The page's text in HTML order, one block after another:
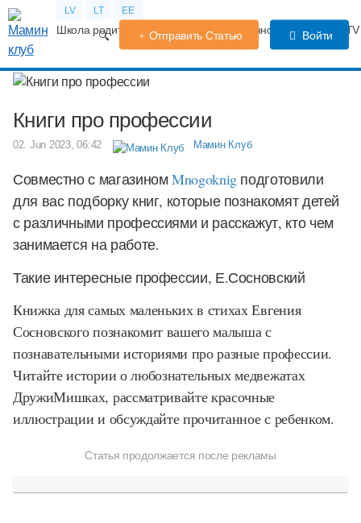
LV LT EE
Школа родителей Календарь беременности Форум
Отправить Статью Войти
Книги про профессии
02. Jun 2023, 06:42 Мамин Клуб
Совместно с магазиномMnogoknigподготовили
для вас подборку книг, которые познакомят детей
с различными профессиями и расскажут, кто чем
занимается на работе.
Такие интересные профессии, Е.Сосновский
Книжка для самых маленьких в стихах Евгения
Сосновского познакомит вашего малыша с
познавательными историями про разные профессии.
Читайте истории о любознательных медвежатах
ДружиМишках, рассматривайте красочные
иллюстрации и обсуждайте прочитанное с ребенком.
Статья продолжается после рекламы